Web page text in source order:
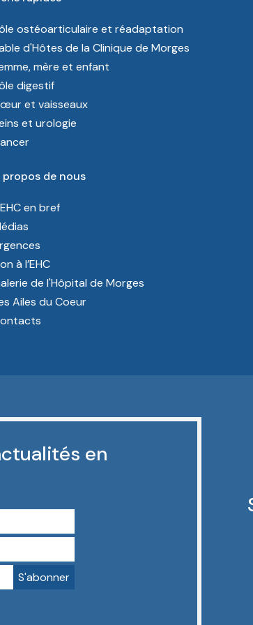
ostéoarticulaire et réadaptation
d'Hôtes de la Clinique de Morges
mère et enfant
digestif
et vaisseaux
et urologie
propos de nous
en bref
à l’EHC
de l'Hôpital de Morges
Ailes du Coeur
en